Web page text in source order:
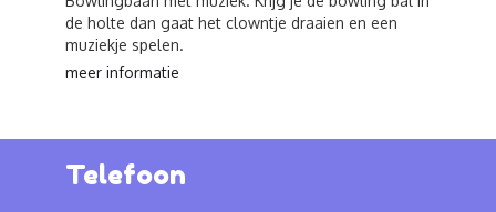
de holte dan gaat het clowntje draaien en een
muziekje spelen.
meer informatie
Telefoon